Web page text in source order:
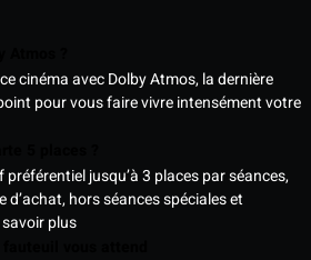
cinéma avec Dolby Atmos, la dernière
pour vous faire vivre intensément votre
jusqu’à 3 places par séances,
hors séances spéciales et
savoir plus